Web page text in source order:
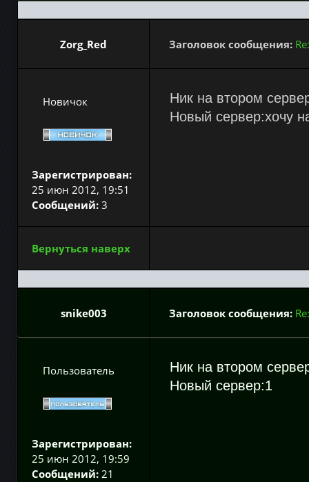
Zorg_Red Заголовок сообщения:
Новичок
Зарегистрирован:
25 июн 2012, 19:51
Сообщений: 3
Ник на втором
Новый сервер:хочу
Вернуться наверх
snike003 Заголовок сообщения:
Пользователь
Зарегистрирован:
25 июн 2012, 19:59
Сообщений: 21
Ник на втором
Новый сервер:1